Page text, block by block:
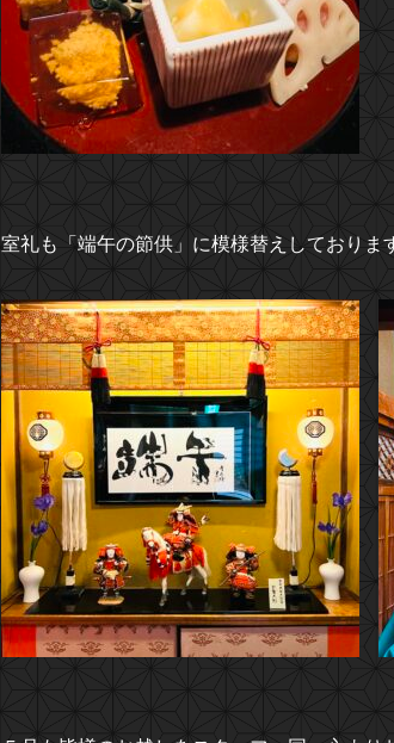
室礼も「端午の節供」に模様替えしておりま